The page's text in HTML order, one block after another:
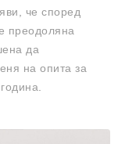
че според
преодоляна
да
на опита за